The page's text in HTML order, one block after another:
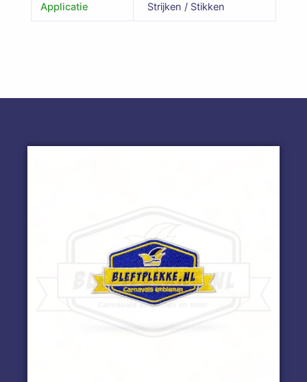
Applicatie Strijken / Stikken